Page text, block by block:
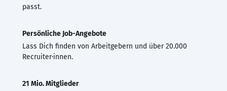
passt.
Persönliche Job-Angebote
Lass Dich finden von Arbeitgebern und über 20.000
Recruiter·innen.
21 Mio. Mitglieder